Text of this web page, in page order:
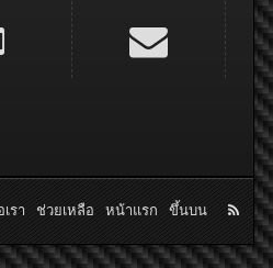
รา ช่วยเหลือ หน้าแรก ขึ้นบน